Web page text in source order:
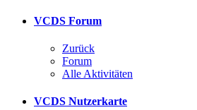
VCDS Forum
Zurück
Forum
Alle Aktivitäten
VCDS Nutzerkarte